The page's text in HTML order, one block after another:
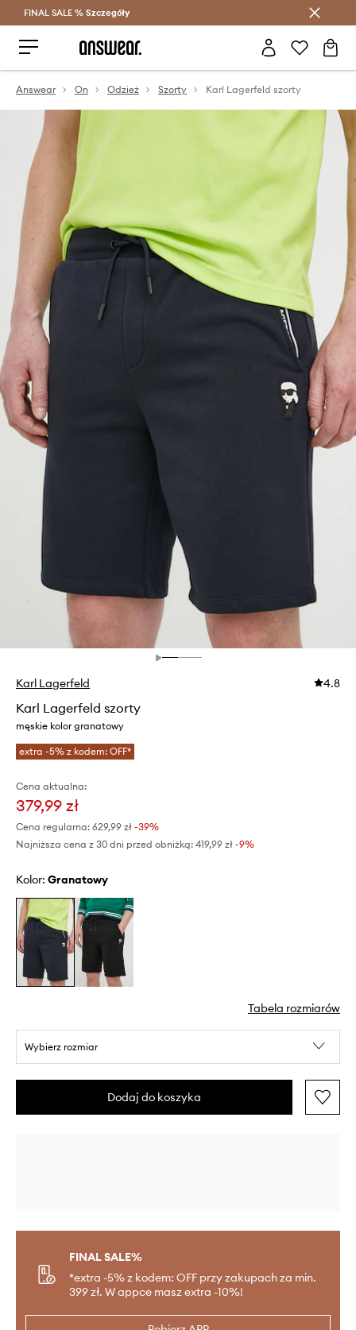
Oszczędzaj z Answear Club >
FINAL SALE % Szczegóły
Answear On Odzież Szorty Karl Lagerfeld szorty
Karl Lagerfeld 4.8
Karl Lagerfeld szorty
męskie kolor granatowy
extra -5% z kodem: OFF*
Cena aktualna:
379,99 zł
Cena regularna: 629,99 zł -39%
Najniższa cena z 30 dni przed obniżką: 419,99 zł -9%
Kolor: granatowy
Tabela rozmiarów
Wybierz rozmiar
Dodaj do koszyka
FINAL SALE%
*extra -5% z kodem: OFF przy zakupach za min.
399 zł. W appce masz extra -10%!